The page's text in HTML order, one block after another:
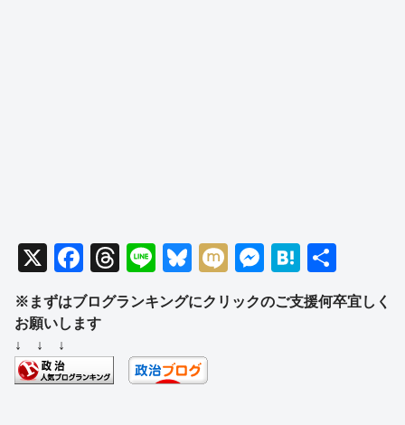
X
F
a
c
b
T
hr
e
d
Li
n
e
Bl
e
y
M
ixi
M
ss
H
at
e
有
※まずはブログランキングにクリックのご支援何卒宜しく
お願いします
↓ ↓ ↓